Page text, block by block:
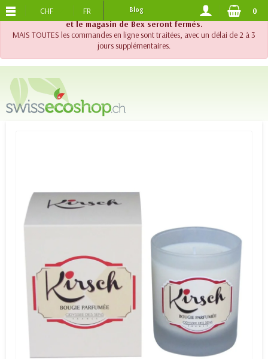
!! Important !! Jusqu'au 20 août 2026, le support téléphonique
et le magasin de Bex seront fermés.
MAIS TOUTES les commandes en ligne sont traitées, avec un délai de 2 à 3
jours supplémentaires.
PORTS OFFERTS DES 120.-
CHF FR Blog 0